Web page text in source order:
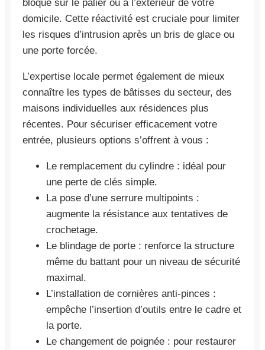
bloqué sur le palier ou à l’extérieur de votre
domicile. Cette réactivité est cruciale pour limiter
les risques d’intrusion après un bris de glace ou
une porte forcée.
L’expertise locale permet également de mieux
connaître les types de bâtisses du secteur, des
maisons individuelles aux résidences plus
récentes. Pour sécuriser efficacement votre
entrée, plusieurs options s’offrent à vous :
Le remplacement du cylindre : idéal pour
une perte de clés simple.
La pose d’une serrure multipoints :
augmente la résistance aux tentatives de
crochetage.
Le blindage de porte : renforce la structure
même du battant pour un niveau de sécurité
maximal.
L’installation de cornières anti-pinces :
empêche l’insertion d’outils entre le cadre et
la porte.
Le changement de poignée : pour restaurer